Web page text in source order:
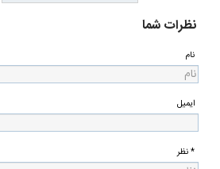
نظرات شما
نام
ایمیل
* نظر